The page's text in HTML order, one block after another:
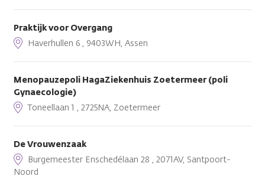
Praktijk voor Overgang
Haverhullen 6 , 9403WH, Assen
Menopauzepoli HagaZiekenhuis Zoetermeer (poli
Gynaecologie)
Toneellaan 1 , 2725NA, Zoetermeer
De Vrouwenzaak
Burgemeester Enschedélaan 28 , 2071AV, Santpoort-
Noord